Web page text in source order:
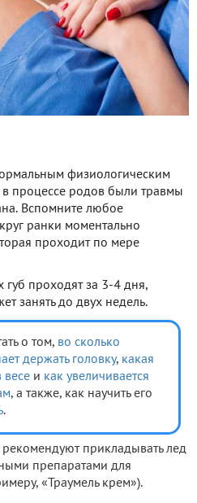
физиологическим
процессе родов были травмы
Вспомните любое
ранки моментально
проходит по мере
проходят за 3-4 дня,
занять до двух недель.
о том, во сколько
держать головку, какая
весе и как увеличивается
, а также, как научить его
.
прикладывать лед
препаратами для
«Траумель крем»).